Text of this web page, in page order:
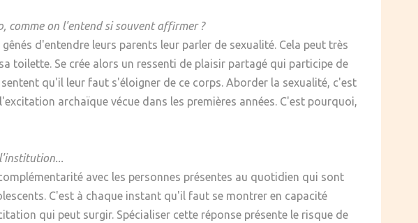
comme on l'entend si souvent affirmer ?
d'entendre leurs parents leur parler de sexualité. Cela peut très
toilette. Se crée alors un ressenti de plaisir partagé qui participe de
qu'il leur faut s'éloigner de ce corps. Aborder la sexualité, c'est
archaïque vécue dans les premières années. C'est pourquoi,
avec les personnes présentes au quotidien qui sont
C'est à chaque instant qu'il faut se montrer en capacité
qui peut surgir. Spécialiser cette réponse présente le risque de